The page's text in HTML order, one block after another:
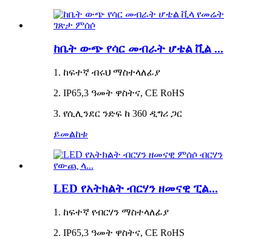
ከቤት ውጭ የሳር መብራት ሆቴል ቪል ...
1. ከፍተኛ ብሩህ ማስተላለፊያ
2. IP65,3 ዓመት ዋስትና, CE RoHS
3. የሲሊንደር ንድፍ ከ 360 ዲግሪ ጋር
ይመልከቱ
LED የአትክልት ብርሃን ዘመናዊ ፒል...
1. ከፍተኛ የብርሃን ማስተላለፊያ
2. IP65,3 ዓመት ዋስትና, CE RoHS